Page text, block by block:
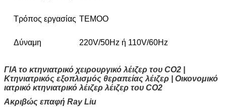
Τρόπος εργασίας TEMOO
Δύναμη 220V/50Hz ή 110V/60Hz
ΓΙΑ το κτηνιατρικό χειρουργικό λέιζερ του CO2 |
Κτηνιατρικός εξοπλισμός θεραπείας λέιζερ | Οικονομικό
ιατρικό κτηνιατρικό λέιζερ λέιζερ του CO2
Ακριβώς επαφή Ray Liu